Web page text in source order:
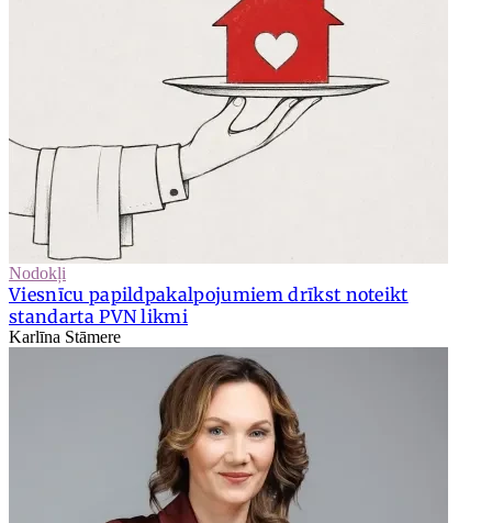
Nodokļi
Viesnīcu papildpakalpojumiem drīkst noteikt
standarta PVN likmi
Karlīna Stāmere